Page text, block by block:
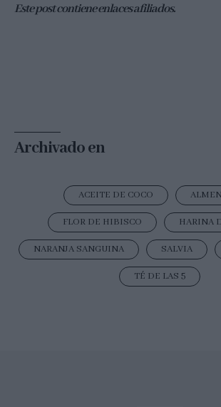
Este post contiene enlaces afiliados.
Archivado en
ACEITE DE COCO
FLOR DE HIBISCO HARINA
NARANJA SANGUINA SALVIA
TÉ DE LAS 5